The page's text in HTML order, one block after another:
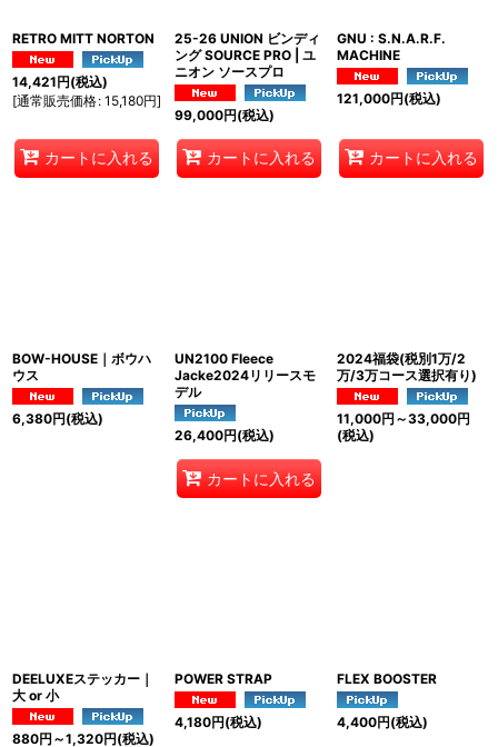
RETRO MITT NORTON
14,421円(税込)
[通常販売価格: 15,180円]
カートに入れる
25-26 UNION ビンディ
ング SOURCE PRO | ユ
ニオン ソースプロ
99,000円(税込)
カートに入れる
GNU : S.N.A.R.F.
MACHINE
121,000円(税込)
カートに入れる
BOW-HOUSE｜ボウハ
ウス
6,380円(税込)
UN2100 Fleece
Jacke2024リリースモ
デル
26,400円(税込)
カートに入れる
2024福袋(税別1万/2
万/3万コース選択有り)
11,000円 ～33,000円
(税込)
DEELUXEステッカー｜
大 or 小
880円 ～1,320円(税込)
POWER STRAP
4,180円(税込)
FLEX BOOSTER
4,400円(税込)